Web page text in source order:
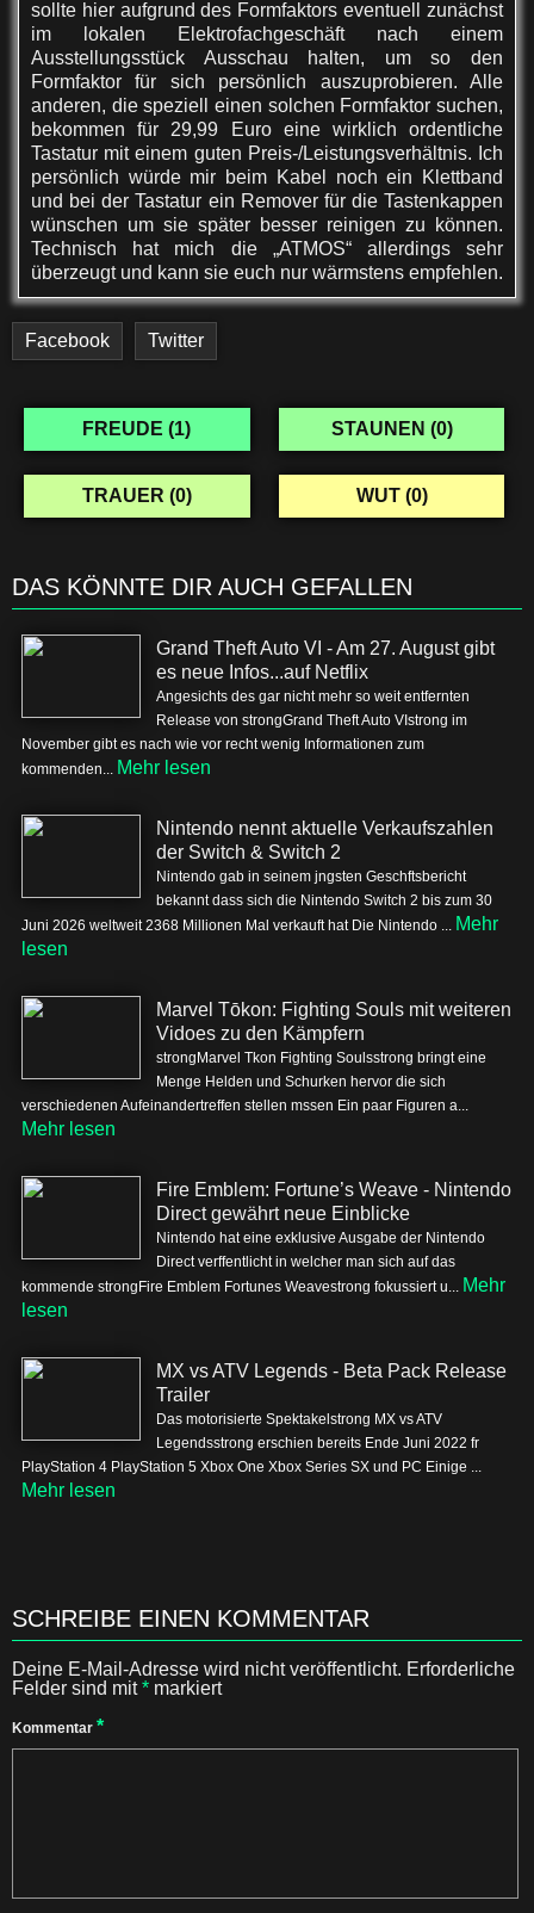
sollte hier aufgrund des Formfaktors eventuell zunächst
im lokalen Elektrofachgeschäft nach einem
Ausstellungsstück Ausschau halten, um so den
Formfaktor für sich persönlich auszuprobieren. Alle
anderen, die speziell einen solchen Formfaktor suchen,
bekommen für 29,99 Euro eine wirklich ordentliche
Tastatur mit einem guten Preis-/Leistungsverhä ltnis. Ich
persönlich würde mir beim Kabel noch ein Klettband
und bei der Tastatur ein Remover für die Tastenkappen
wünschen um sie später besser reinigen zu können.
Technisch hat mich die „ATMOS“ allerdings sehr
überzeugt und kann sie euch nur wärmstens empfehlen.
Facebook Twitter
FREUDE (1) STAUNEN (0)
TRAUER (0) WUT (0)
DAS KÖNNTE DIR AUCH GEFALLEN
Grand Theft Auto VI - Am 27. August gibt
es neue Infos...auf Netflix
Angesichts des gar nicht mehr so weit entfernten
Release von strongGrand Theft Auto VIstrong im
November gibt es nach wie vor recht wenig Informationen zum
kommenden... Mehr lesen
Nintendo nennt aktuelle Verkaufszahlen
der Switch & Switch 2
Nintendo gab in seinem jngsten Geschftsbericht
bekannt dass sich die Nintendo Switch 2 bis zum 30
Juni 2026 weltweit 2368 Millionen Mal verkauft hat Die Nintendo ... Mehr
lesen
Marvel Tōkon: Fighting Souls mit weiteren
Vidoes zu den Kämpfern
strongMarvel Tkon Fighting Soulsstrong bringt eine
Menge Helden und Schurken hervor die sich
verschiedenen Aufeinandertreffen stellen mssen Ein paar Figuren a...
Mehr lesen
Fire Emblem: Fortune’s Weave - Nintendo
Direct gewährt neue Einblicke
Nintendo hat eine exklusive Ausgabe der Nintendo
Direct verffentlicht in welcher man sich auf das
kommende strongFire Emblem Fortunes Weavestrong fokussiert u... Mehr
lesen
MX vs ATV Legends - Beta Pack Release
Trailer
Das motorisierte Spektakelstrong MX vs ATV
Legendsstrong erschien bereits Ende Juni 2022 fr
PlayStation 4 PlayStation 5 Xbox One Xbox Series SX und PC Einige ...
Mehr lesen
SCHREIBE EINEN KOMMENTAR
Deine E-Mail-Adresse wird nicht veröffentlicht. Erforderliche
Felder sind mit* markiert
Kommentar *